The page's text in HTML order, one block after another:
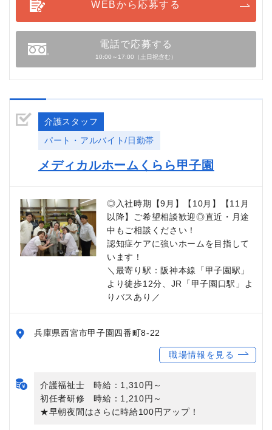
WEBから応募する
電話で応募する
10:00～17:00（土日祝含む）
介護スタッフ
パート・アルバイト/日勤帯
メディカルホームくらら甲子園
◎入社時期【9月】【10月】【11月
以降】ご希望相談歓迎◎直近・月途
中もご相談ください！
認知症ケアに強いホームを目指して
います！
＼最寄り駅：阪神本線「甲子園駅」
より徒歩12分、JR「甲子園口駅」よ
りバスあり／
兵庫県西宮市甲子園四番町8-22
職場情報を見る
介護福祉士 時給：1,310円～
初任者研修 時給：1,210円～
★早朝夜間はさらに時給100円アップ！